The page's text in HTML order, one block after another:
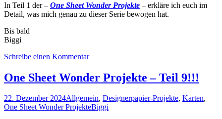
In Teil 1 der – One Sheet Wonder Projekte – erkläre ich euch im
Detail, was mich genau zu dieser Serie bewogen hat.
Bis bald
Biggi
Schreibe einen Kommentar
One Sheet Wonder Projekte – Teil 9!!!
22. Dezember 2024Allgemein, Designerpapier-Projekte, Karten,
One Sheet Wonder ProjekteBiggi